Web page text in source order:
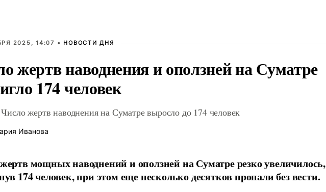
2025, 14:07 • НОВОСТИ ДНЯ
жертв наводнения и оползней на Суматре
174 человек
жертв наводнения на Суматре выросло до 174 человек
Иванова
мощных наводнений и оползней на Суматре резко увеличилось,
174 человек, при этом еще несколько десятков пропали без вести.